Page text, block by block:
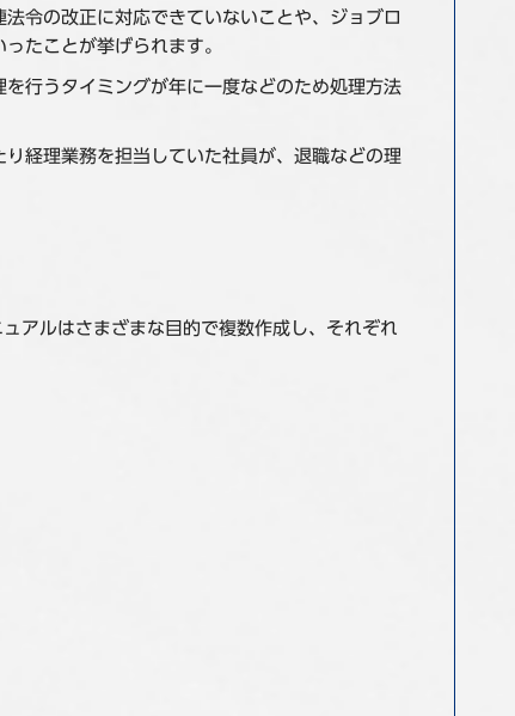
令の改正に対応できていないことや、ジョブロ
たことが挙げられます。
行うタイミングが年に一度などのため処理方法
経理業務を担当していた社員が、退職などの理
アルはさまざまな目的で複数作成し、それぞれ